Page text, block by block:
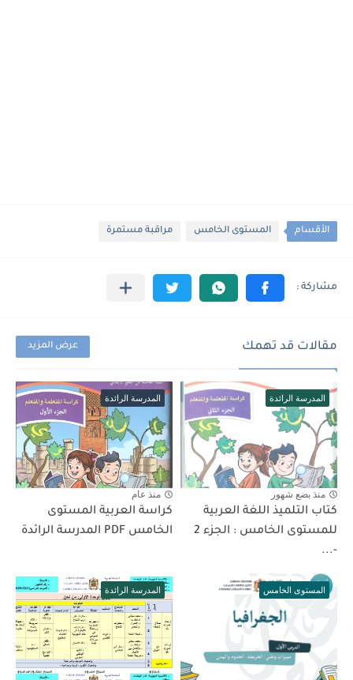
الأقسام المستوى الخامس مراقبة مستمرة
مقالات قد تهمك عرض المزيد
المدرسة الرائدة
منذ بضع شهور
كتاب التلميذ اللغة العربية
للمستوى الخامس : الجزء 2
-...
المدرسة الرائدة
منذ عام
كراسة العربية المستوى
الخامس PDF المدرسة الرائدة
المستوى الخامس المدرسة الرائدة